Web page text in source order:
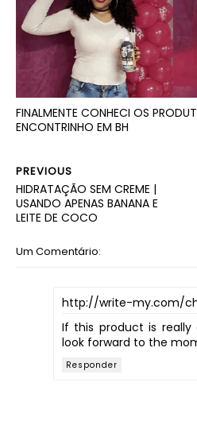
FINALMENTE CONHECI OS
ENCONTRINHO EM BH
PREVIOUS
HIDRATAÇÃO SEM CREME |
USANDO APENAS BANANA E
LEITE DE COCO
Um Comentário:
http://write-my.com/
If this product is really
look forward to the
Responder